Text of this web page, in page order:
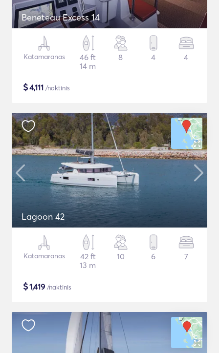
Beneteau Excess 14
Katamaranas
46 ft
14 m
8 4 4
$4,111 /naktinis
Lagoon 42
Katamaranas
42 ft
13 m
10 6 7
$1,419 /naktinis